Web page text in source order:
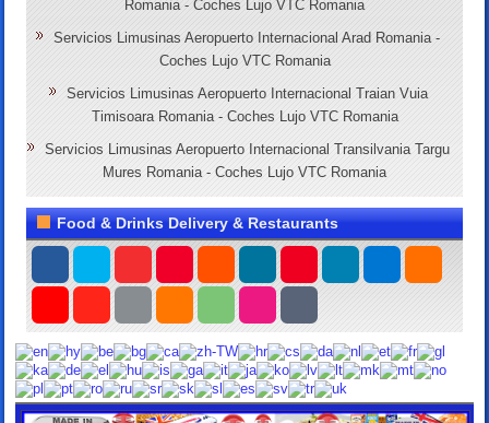
Romania - Coches Lujo VTC Romania
Servicios Limusinas Aeropuerto Internacional Arad Romania -
Coches Lujo VTC Romania
Servicios Limusinas Aeropuerto Internacional Traian Vuia
Timisoara Romania - Coches Lujo VTC Romania
Servicios Limusinas Aeropuerto Internacional Transilvania Targu
Mures Romania - Coches Lujo VTC Romania
Food & Drinks Delivery & Restaurants